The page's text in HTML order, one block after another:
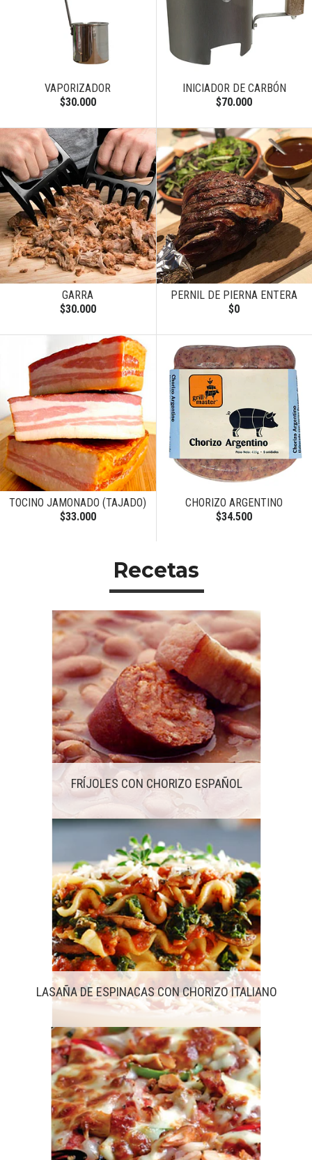
VAPORIZADOR
$30.000
INICIADOR DE CARBÓN
$70.000
GARRA
$30.000
PERNIL DE PIERNA ENTERA
$0
TOCINO JAMONADO (TAJADO)
$33.000
CHORIZO ARGENTINO
$34.500
Recetas
FRÍJOLES CON CHORIZO ESPAÑOL
LASAÑA DE ESPINACAS CON CHORIZO ITALIANO